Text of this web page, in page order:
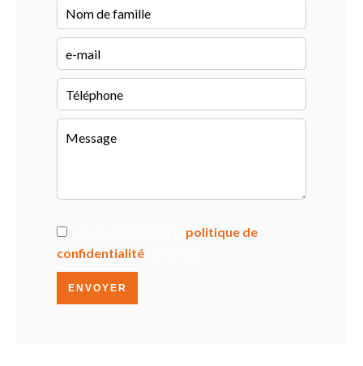
politique de
confidentialité
ENVOYER